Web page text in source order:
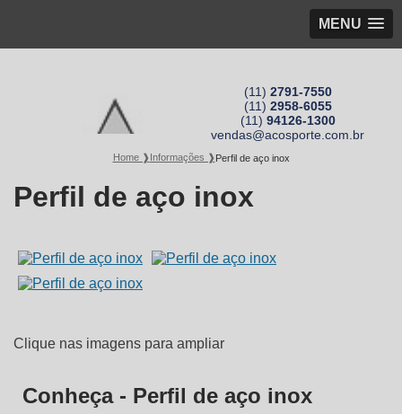
MENU
(11) 2791-7550
(11) 2958-6055
(11) 94126-1300
vendas@acosporte.com.br
Home ❱Informações ❱Perfil de aço inox
Perfil de aço inox
Clique nas imagens para ampliar
Conheça - Perfil de aço inox